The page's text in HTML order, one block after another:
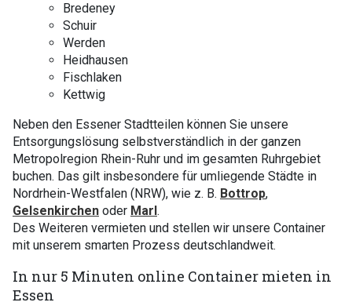
Bredeney
Schuir
Werden
Heidhausen
Fischlaken
Kettwig
Neben den Essener Stadtteilen können Sie unsere
Entsorgungslösung selbstverständlich in der ganzen
Metropolregion Rhein-Ruhr und im gesamten Ruhrgebiet
buchen. Das gilt insbesondere für umliegende Städte in
Nordrhein-Westfalen (NRW), wie z. B. Bottrop,
Gelsenkirchen oder Marl .
Des Weiteren vermieten und stellen wir unsere Container
mit unserem smarten Prozess deutschlandweit.
In nur 5 Minuten online Container mieten in
Essen